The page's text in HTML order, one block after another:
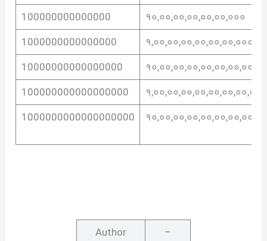
100000000000000 १०,००,००,००,००,००,०००
1000000000000000 १,००,००,००,००,००,००,०००
10000000000000000 १०,००,००,००,००,००,००,०००
100000000000000000 १,००,००,००,००,००,००,००,०००
1000000000000000000
Author –